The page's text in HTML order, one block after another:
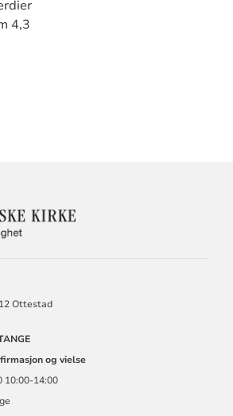
4,3
KONTAKTINFORMASJON
Ottestad
og vielse
10:00-14:00